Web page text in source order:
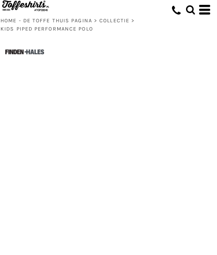
HOME - DE TOFFE THUIS PAGINA > COLLECTIE >
KIDS PIPED PERFORMANCE POLO